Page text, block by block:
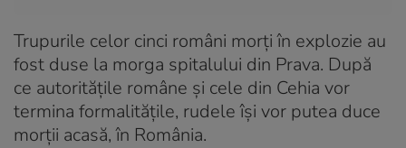
Trupurile celor cinci români morți în explozie au
fost duse la morga spitalului din Prava. După
ce autoritățile române și cele din Cehia vor
termina formalitățile, rudele își vor putea duce
morții acasă, în România.